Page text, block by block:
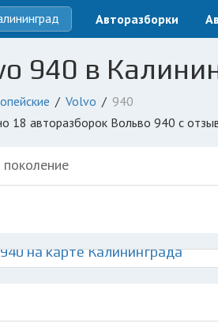
Авторазборки
940 в
Volvo
940
18 авторазборок Вольво 940 с
на карте Калининграда